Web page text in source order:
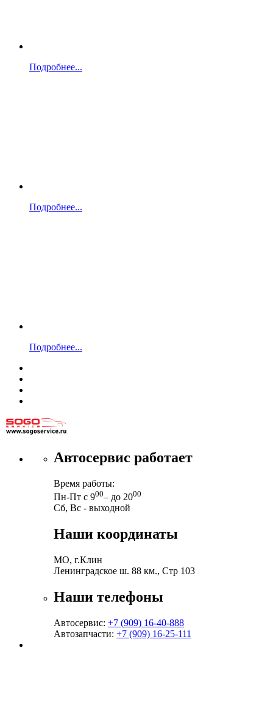
Подробнее...
Подробнее...
Подробнее...
Автосервис работает
Время работы:
Пн-Пт с 900– до 2000
Сб, Вс - выходной
Наши координаты
МО, г.Клин
Ленинградское ш. 88 км., Стр 103
Наши телефоны
Автосервис: +7 (909) 16-40-888
Автозапчасти: +7 (909) 16-25-111